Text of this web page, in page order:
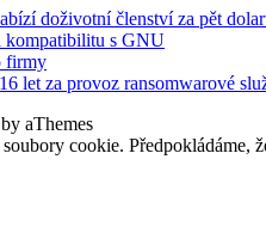
doživotní členství za pět
kompatibilitu s GNU
firmy
let za provoz ransomwarové
by aThemes
cookie. Předpokládáme,